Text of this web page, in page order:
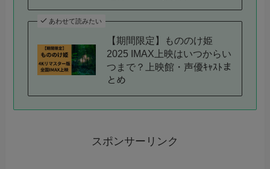
あわせて読みたい
【期間限定】もののけ姫
2025 IMAX上映はいつからい
つまで？上映館・声優ｷｬｽﾄま
とめ
スポンサーリンク